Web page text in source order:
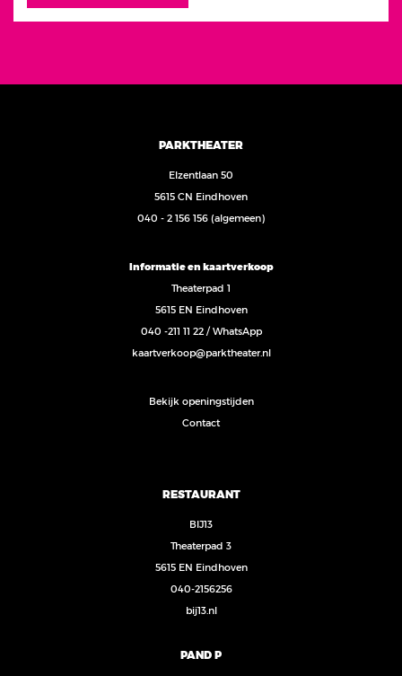
PARKTHEATER
Elzentlaan 50
5615 CN Eindhoven
040 - 2 156 156 (algemeen)
Informatie en kaartverkoop
Theaterpad 1
5615 EN Eindhoven
040 -211 11 22/ WhatsApp
kaartverkoop@parktheater.nl
Bekijk openingstijden
Contact
RESTAURANT
BIJ13
Theaterpad 3
5615 EN Eindhoven
040-2156256
bij13.nl
PAND P